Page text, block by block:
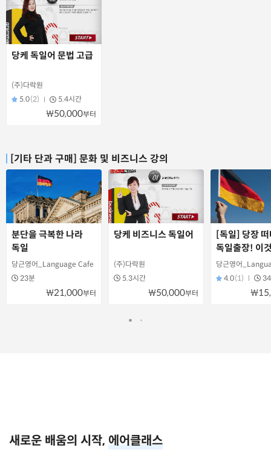
당케 독일어 문법 고급
(주)다락원
5.0(2) 5.4시간
₩50,000부터
[기타 단과 구매] 문화 및 비즈니스 강의
분단을 극복한 나라
독일
당근영어_Language Cafe
23분
₩21,000부터
당케 비즈니스 독일어
(주)다락원
5.3시간
₩50,000부터
[독일] 당장 떠
독일출장! 이
알고가자!
당근영어
4.0(1)
새로운 배움의 시작, 에어클래스